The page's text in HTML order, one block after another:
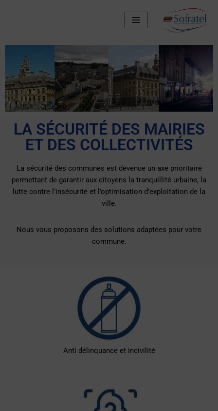
LA SÉCURITÉ DES MAIRIES
ET DES COLLECTIVITÉS
La sécurité des communes est devenue un axe prioritaire
permettant de garantir aux citoyens la tranquillité urbaine, la
lutte contre l’insécurité et l’optimisation d’exploitation de la
ville.
Nous vous proposons des solutions adaptées pour votre
commune.
Anti délinquance et incivilité